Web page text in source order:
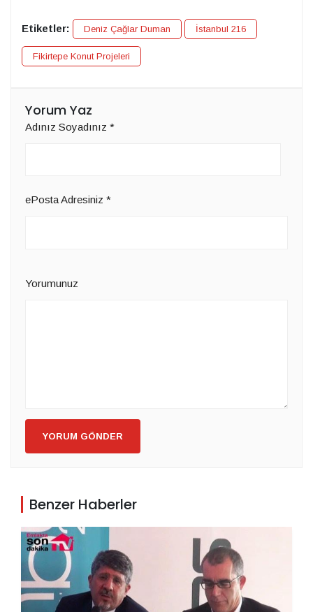
Etiketler: Deniz Çağlar Duman İstanbul 216
Fikirtepe Konut Projeleri
Yorum Yaz
Adınız Soyadınız *
ePosta Adresiniz *
Yorumunuz
YORUM GÖNDER
Benzer Haberler